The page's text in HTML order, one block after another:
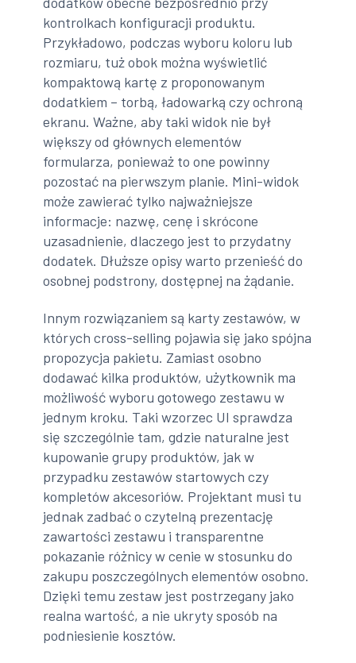
kontrolkach konfiguracji produktu.
Przykładowo, podczas wyboru koloru lub
rozmiaru, tuż obok można wyświetlić
kompaktową kartę z proponowanym
dodatkiem – torbą, ładowarką czy ochroną
ekranu. Ważne, aby taki widok nie był
większy od głównych elementów
formularza, ponieważ to one powinny
pozostać na pierwszym planie. Mini-widok
może zawierać tylko najważniejsze
informacje: nazwę, cenę i skrócone
uzasadnienie, dlaczego jest to przydatny
dodatek. Dłuższe opisy warto przenieść do
osobnej podstrony, dostępnej na żądanie.
Innym rozwiązaniem są karty zestawów, w
których cross-selling pojawia się jako spójna
propozycja pakietu. Zamiast osobno
dodawać kilka produktów, użytkownik ma
możliwość wyboru gotowego zestawu w
jednym kroku. Taki wzorzec UI sprawdza
się szczególnie tam, gdzie naturalne jest
kupowanie grupy produktów, jak w
przypadku zestawów startowych czy
kompletów akcesoriów. Projektant musi tu
jednak zadbać o czytelną prezentację
zawartości zestawu i transparentne
pokazanie różnicy w cenie w stosunku do
zakupu poszczególnych elementów osobno.
Dzięki temu zestaw jest postrzegany jako
realna wartość, a nie ukryty sposób na
podniesienie kosztów.